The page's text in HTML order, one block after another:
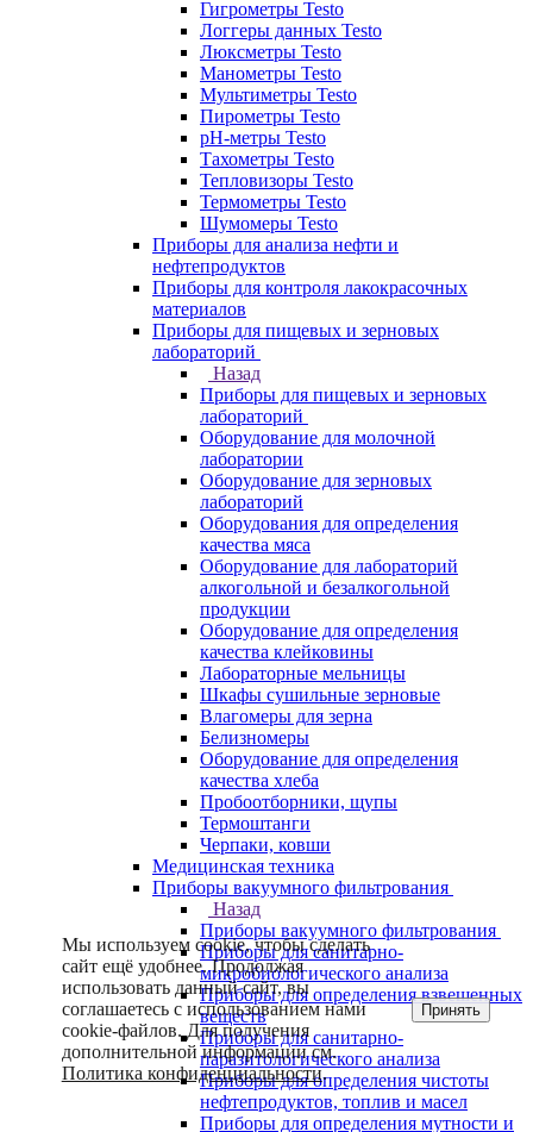
Гигрометры Testo
Логгеры данных Testo
Люксметры Testo
Манометры Testo
Мультиметры Testo
Пирометры Testo
pH-метры Testo
Тахометры Testo
Тепловизоры Testo
Термометры Testo
Шумомеры Testo
Приборы для анализа нефти и
нефтепродуктов
Приборы для контроля лакокрасочных
материалов
Приборы для пищевых и зерновых
лабораторий
Назад
Приборы для пищевых и зерновых
лабораторий
Оборудование для молочной
лаборатории
Оборудование для зерновых
лабораторий
Оборудования для определения
качества мяса
Оборудование для лабораторий
алкогольной и безалкогольной
продукции
Оборудование для определения
качества клейковины
Лабораторные мельницы
Шкафы сушильные зерновые
Влагомеры для зерна
Белизномеры
Оборудование для определения
качества хлеба
Пробоотборники, щупы
Термоштанги
Черпаки, ковши
Медицинская техника
Приборы вакуумного фильтрования
Назад
Приборы вакуумного фильтрования
Приборы для санитарно-
микробиологического анализа
Приборы для определения взвешенных
веществ
Приборы для санитарно-
паразитологического анализа
Приборы для определения чистоты
нефтепродуктов, топлив и масел
Приборы для определения мутности и
Мы используем cookie, чтобы сделать
сайт ещё удобнее. Продолжая
использовать данный сайт, вы
соглашаетесь с использованием нами
cookie-файлов. Для получения
дополнительной информации см.
Политика конфиденциальности.
Принять